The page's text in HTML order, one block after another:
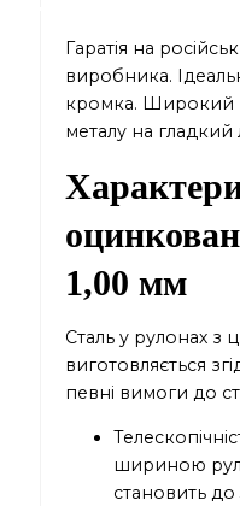
Гаратія на
виробника.
кромка. Широкий
металу на гладкий
1,00 мм
Сталь у рулонах з
виготовляється
певні вимоги до
шириною
становить